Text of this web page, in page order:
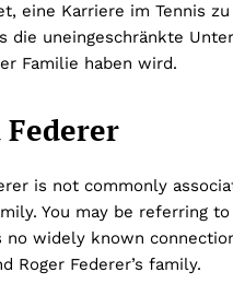
eine Karriere im Tennis
die uneingeschränkte
Familie haben wird.
is not commonly
You may be referring
no widely known
Roger Federer’s family.